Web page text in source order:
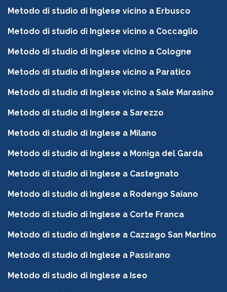
Metodo di studio di Inglese vicino a Erbusco
Metodo di studio di Inglese vicino a Coccaglio
Metodo di studio di Inglese vicino a Cologne
Metodo di studio di Inglese vicino a Paratico
Metodo di studio di Inglese vicino a Sale Marasino
Metodo di studio di Inglese a Sarezzo
Metodo di studio di Inglese a Milano
Metodo di studio di Inglese a Moniga del Garda
Metodo di studio di Inglese a Castegnato
Metodo di studio di Inglese a Rodengo Saiano
Metodo di studio di Inglese a Corte Franca
Metodo di studio di Inglese a Cazzago San Martino
Metodo di studio di Inglese a Passirano
Metodo di studio di Inglese a Iseo